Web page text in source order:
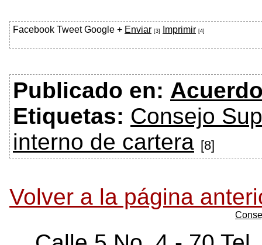
Facebook Tweet Google + Enviar [3] Imprimir [4]
Publicado en:
Etiquetas: Consejo
interno de cartera [8]
Volver a la página